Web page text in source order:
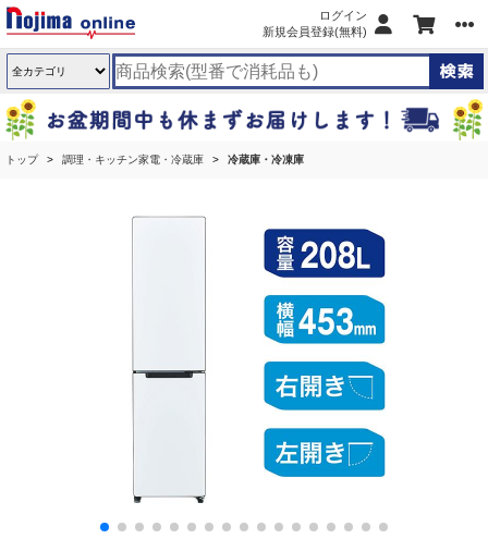
ログイン
新規会員登録(無料)
トップ 調理・キッチン家電・冷蔵庫 冷蔵庫・冷凍庫